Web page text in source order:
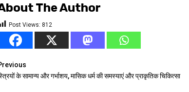
The Author
Post Views: 812
के सामान्य और गर्भाशय, मासिक धर्म की समस्याएं और प्राकृतिक चिकित्सा